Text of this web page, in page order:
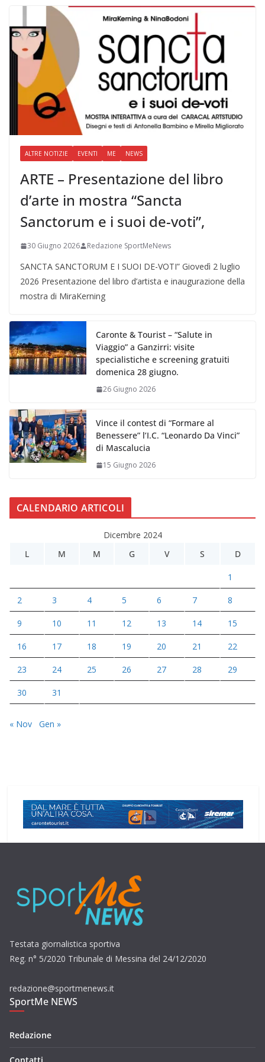
ALTRE NOTIZIE EVENTI ME NEWS
ARTE – Presentazione del libro
d’arte in mostra “Sancta
Sanctorum e i suoi de-voti”,
30 Giugno 2026 Redazione SportMeNews
SANCTA SANCTORUM E I SUOI DE-VOTI” Giovedì 2 luglio
2026 Presentazione del libro d’artista e inaugurazione della
mostra di MiraKerning
Caronte & Tourist – “Salute in
Viaggio” a Ganzirri: visite
specialistiche e screening gratuiti
domenica 28 giugno.
26 Giugno 2026
Vince il contest di “Formare al
Benessere” l’I.C. “Leonardo Da Vinci”
di Mascalucia
15 Giugno 2026
CALENDARIO ARTICOLI
Dicembre 2024
L
M M G V S D
1
2 3 4 5 6 7 8
9 10 11 12 13 14 15
16 17 18 19 20 21 22
23 24 25 26 27 28 29
30 31
« Nov Gen »
Testata giornalistica sportiva
Reg. n° 5/2020 Tribunale di Messina del 24/12/2020
redazione@sportmenews.it
SportMe NEWS
Redazione